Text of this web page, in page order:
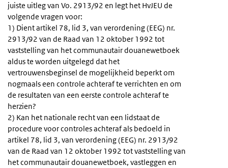
juiste uitleg van Vo. 2913/92 en legt het HvJEU de
volgende vragen voor:
1) Dient artikel 78, lid 3, van verordening (EEG) nr.
2913/92 van de Raad van 12 oktober 1992 tot
vaststelling van het communautair douanewetboek
aldus te worden uitgelegd dat het
vertrouwensbeginsel de mogelijkheid beperkt om
nogmaals een controle achteraf te verrichten en om
de resultaten van een eerste controle achteraf te
herzien?
2) Kan het nationale recht van een lidstaat de
procedure voor controles achteraf als bedoeld in
artikel 78, lid 3, van verordening (EEG) nr. 2913/92
van de Raad van 12 oktober 1992 tot vaststelling van
het communautair douanewetboek, vastleggen en